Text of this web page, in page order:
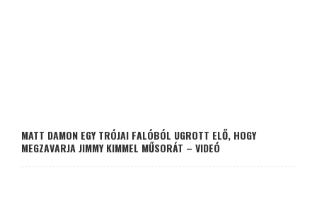
MATT DAMON EGY TRÓJAI FALÓBÓL UGROTT ELŐ, HOGY
MEGZAVARJA JIMMY KIMMEL MŰSORÁT – VIDEÓ